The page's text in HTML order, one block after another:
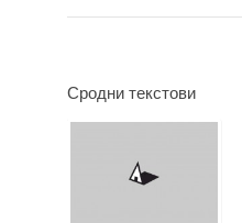
Сродни текстови